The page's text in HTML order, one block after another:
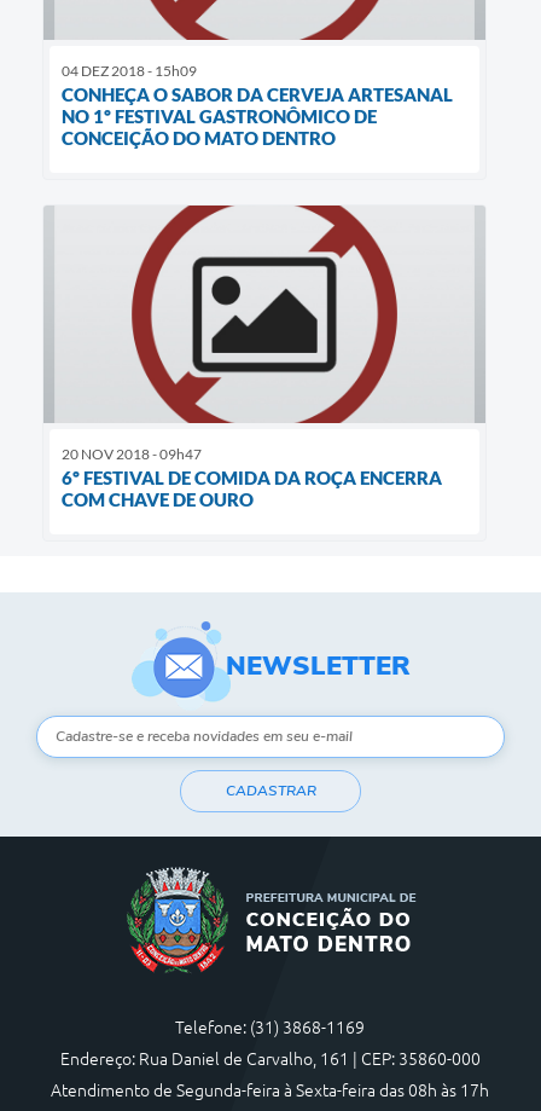
04 DEZ 2018 - 15h09
CONHEÇA O SABOR DA CERVEJA ARTESANAL
NO 1º FESTIVAL GASTRONÔMICO DE
CONCEIÇÃO DO MATO DENTRO
20 NOV 2018 - 09h47
6º FESTIVAL DE COMIDA DA ROÇA ENCERRA
COM CHAVE DE OURO
NEWSLETTER
CADASTRAR
Telefone: (31) 3868-1169
Endereço: Rua Daniel de Carvalho, 161 | CEP: 35860-000
Atendimento de Segunda-feira à Sexta-feira das 08h às 17h